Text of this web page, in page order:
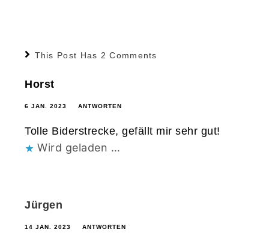
This Post Has 2 Comments
Horst
6 JAN. 2023 ANTWORTEN
Tolle Biderstrecke, gefällt mir sehr gut!
Wird geladen …
Jürgen
14 JAN. 2023 ANTWORTEN